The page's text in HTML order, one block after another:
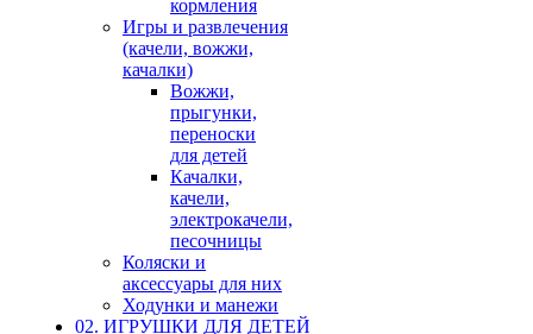
кормления
Игры и развлечения
(качели, вожжи,
качалки)
Вожжи,
прыгунки,
переноски
для детей
Качалки,
качели,
электрокачели,
песочницы
Коляски и
аксессуары для них
Ходунки и манежи
02. ИГРУШКИ ДЛЯ ДЕТЕЙ